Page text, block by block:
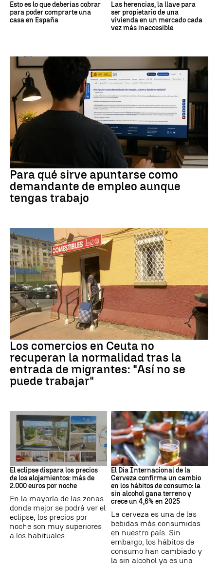
Esto es lo que deberías cobrar
para poder comprarte una
casa en España
Las herencias, la llave para
ser propietario de una
vivienda en un mercado cada
vez más inaccesible
Empleo
Para qué sirve apuntarse como
demandante de empleo aunque
tengas trabajo
Crisis migrantes
Los comercios en Ceuta no
recuperan la normalidad tras la
entrada de migrantes: "Así no se
puede trabajar"
Eclipse solar
El eclipse dispara los precios
de los alojamientos: más de
2.000 euros por noche
En la mayoría de las zonas
donde mejor se podrá ver el
eclipse, los precios por
noche son muy superiores
a los habituales.
Día Internacional Cerveza
El Día Internacional de la
Cerveza confirma un cambio
en los hábitos de consumo: la
sin alcohol gana terreno y
crece un 4,6% en 2025
La cerveza es una de las
bebidas más consumidas
en nuestro país. Sin
embargo, los hábitos de
consumo han cambiado y
la sin alcohol ya es una